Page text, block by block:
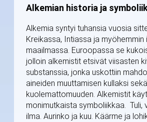
Alkemian historia ja
Alkemia syntyi tuhansia vuosia
Kreikassa, Intiassa ja myöhemmin
maailmassa. Euroopassa se
jolloin alkemistit etsivät viisasten
substanssia, jonka uskottiin
aineiden muuttamisen kullaksi
kuolemattomuuden. Alkemistit
monimutkaista symboliikkaa. Tuli,
ilma. Aurinko ja kuu. Käärme ja